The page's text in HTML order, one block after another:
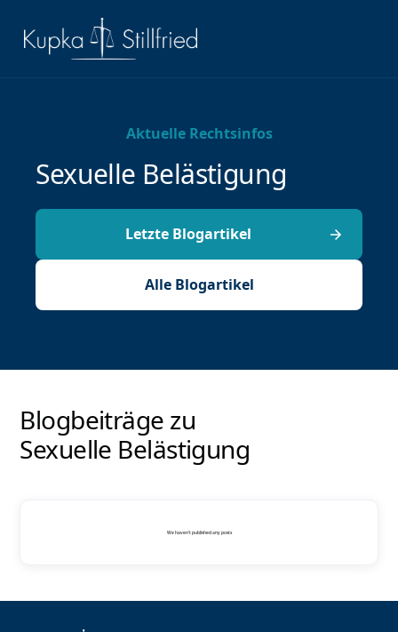
Aktuelle Rechtsinfos
Sexuelle Belästigung
Letzte Blogartikel
Alle Blogartikel
Blogbeiträge zu
Sexuelle Belästigung
We haven't published any posts